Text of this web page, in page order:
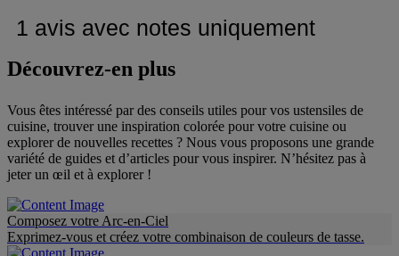
Découvrez-en plus
Vous êtes intéressé par des conseils utiles pour vos ustensiles de
cuisine, trouver une inspiration colorée pour votre cuisine ou
explorer de nouvelles recettes ? Nous vous proposons une grande
variété de guides et d’articles pour vous inspirer. N’hésitez pas à
jeter un œil et à explorer !
Composez votre Arc-en-Ciel
Exprimez-vous et créez votre combinaison de couleurs de tasse.